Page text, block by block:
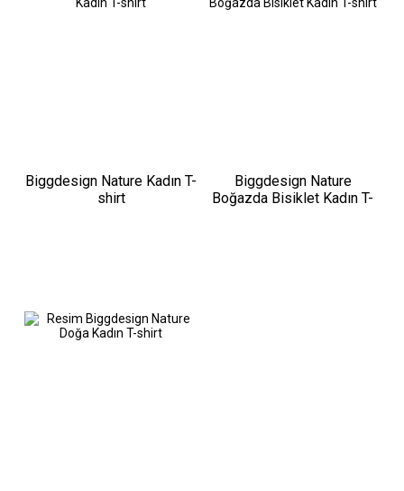
Biggdesign Nature Kadın T-
shirt
Biggdesign Nature
Boğazda Bisiklet Kadın T-